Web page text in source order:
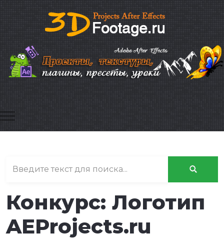
Mobile Menu Toggle
Конкурс: Логотип
AEProjects.ru